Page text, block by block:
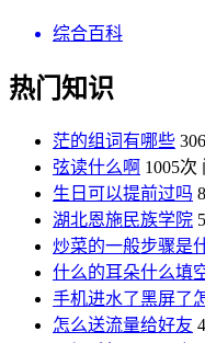
综合百科
热门知识
茫的组词有哪些
弦读什么啊 1005次
生日可以提前过吗
湖北恩施民族学院
炒菜的一般步骤是
什么的耳朵什么填
手机进水了黑屏了
怎么送流量给好友